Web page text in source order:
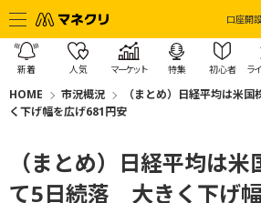
口座開
新着 人気 マーケット 特集 初心者 ラ
HOME 市況概況
（まとめ）日経平均は米
く下げ幅を広げ681円安
（まとめ）日経平均は
て5日続落 大きく下げ